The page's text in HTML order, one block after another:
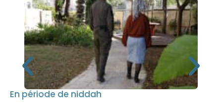
En période de niddah